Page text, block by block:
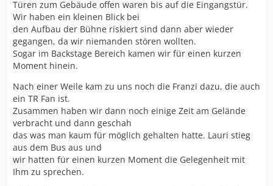
Türen zum Gebäude offen waren bis auf die Eingangstür.
Wir haben ein kleinen Blick bei
den Aufbau der Bühne riskiert sind dann aber wieder
gegangen, da wir niemanden stören wollten.
Sogar im Backstage Bereich kamen wir für einen kurzen
Moment hinein.
Nach einer Weile kam zu uns noch die Franzi dazu, die auch
ein TR Fan ist.
Zusammen haben wir dann noch einige Zeit am Gelände
verbracht und dann geschah
das was man kaum für möglich gehalten hatte. Lauri stieg
aus dem Bus aus und
wir hatten für einen kurzen Moment die Gelegenheit mit
Ihm zu sprechen.